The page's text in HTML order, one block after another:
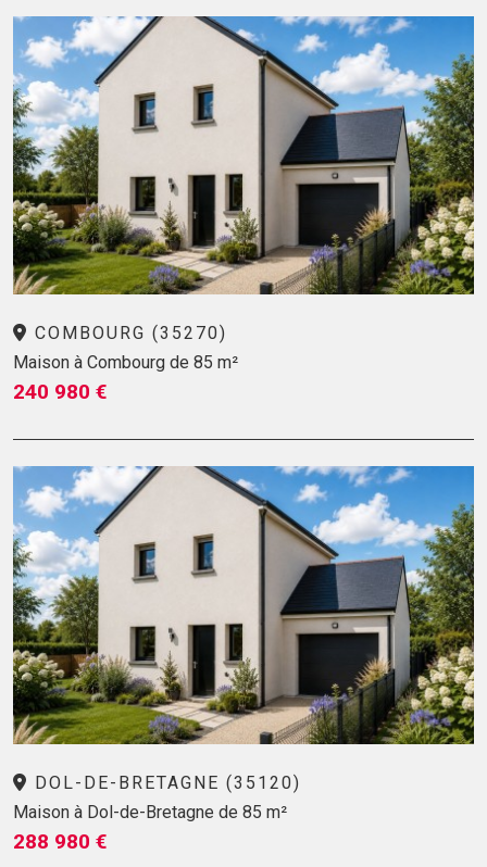
COMBOURG (35270)
Maison à Combourg de 85 m²
240 980 €
DOL-DE-BRETAGNE (35120)
Maison à Dol-de-Bretagne de 85 m²
288 980 €